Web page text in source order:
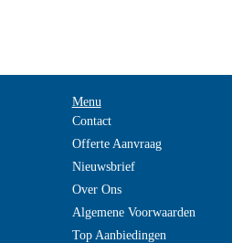
Menu
Contact
Offerte Aanvraag
Nieuwsbrief
Over Ons
Algemene Voorwaarden
Top Aanbiedingen